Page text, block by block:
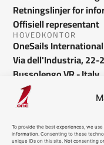
To provide the best experiences, we
information. Consenting to these
unique IDs on this site. Not consenting
Retningslinjer for
Offisiell representant
HOVEDKONTOR
OneSails International
Via dell'Industria, 22-
Bussolengo VR - Italy
info@onesails.com